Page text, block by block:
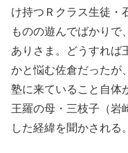
け持つＲクラス生徒・
ものの遊んでばかりで
ありさま。どうすれば
かと悩む佐倉だったが
塾に来ていること自体
王羅の母・三枝子（岩
した経緯を聞かされる。